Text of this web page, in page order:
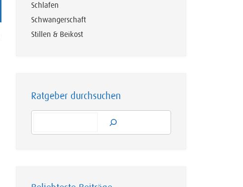
Schlafen
Schwangerschaft
Stillen & Beikost
Ratgeber durchsuchen